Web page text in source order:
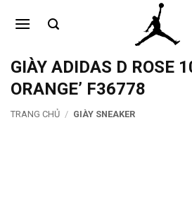
qua
dungGIÀY ADIDAS D ROSE
ORANGE’ F36778
TRANG CHỦ / GIÀY SNEAKER